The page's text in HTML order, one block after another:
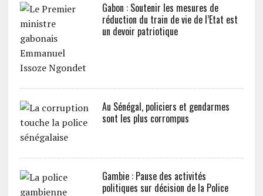
Gabon : Soutenir les mesures de
réduction du train de vie de l’Etat est
un devoir patriotique
Au Sénégal, policiers et gendarmes
sont les plus corrompus
Gambie : Pause des activités
politiques sur décision de la Police